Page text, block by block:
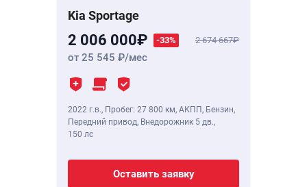
Kia Sportage
2 006 000 -33% 2 674 667
от 25 545 /мес
2022 г.в., Пробег: 27 800 км, АКПП, Бензин,
Передний привод, Внедорожник 5 дв.,
150 лс
Оставить заявку